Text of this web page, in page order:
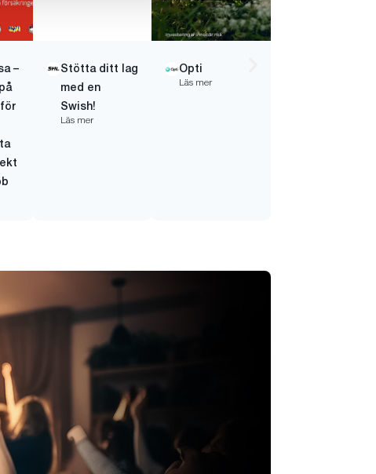
–
Stötta ditt lag
med en
Swish!
Läs mer
Opti
Läs mer